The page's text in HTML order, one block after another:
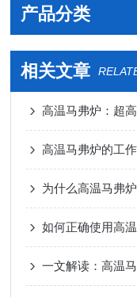
产品分类
相关文章
高温马弗炉：超
高温马弗炉的工
为什么高温马弗
如何正确使用高
一文解读：高温